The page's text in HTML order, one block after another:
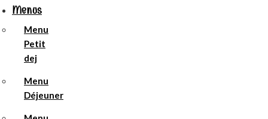
Menus
Menu
Petit
dej
Menu
Déjeuner